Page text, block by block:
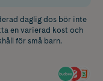
daglig dos bör inte
en varierad kost och
för små barn.